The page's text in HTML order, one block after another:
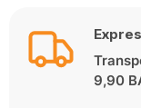
9,90